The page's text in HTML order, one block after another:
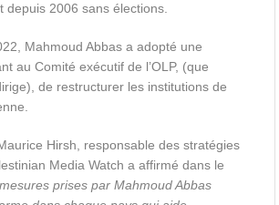
depuis 2006 sans élections.
Mahmoud Abbas a adopté une
au Comité exécutif de l’OLP, (que
de restructurer les institutions de
Hirsh, responsable des stratégies
Media Watch a affirmé dans le
prises par Mahmoud Abbas